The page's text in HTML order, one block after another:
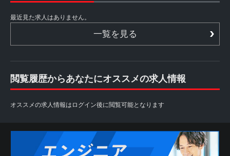
最近見た求人はありません。
一覧を見る
閲覧履歴からあなたにオススメの求人情報
オススメの求人情報はログイン後に閲覧可能となります